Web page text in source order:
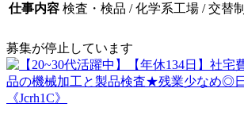
仕事内容 検査・検品 / 化学系工場 / 交替制
募集が停止しています